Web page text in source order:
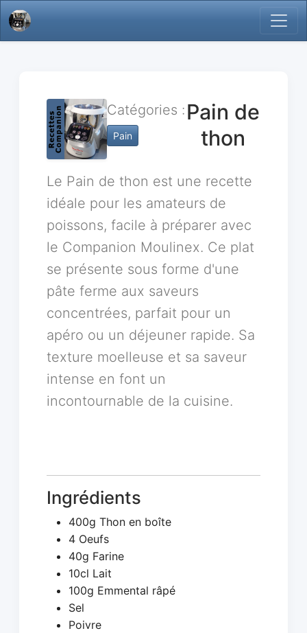
Catégories :
Pain
Pain de
thon
Le Pain de thon est une recette
idéale pour les amateurs de
poissons, facile à préparer avec
le Companion Moulinex. Ce plat
se présente sous forme d'une
pâte ferme aux saveurs
concentrées, parfait pour un
apéro ou un déjeuner rapide. Sa
texture moelleuse et sa saveur
intense en font un
incontournable de la cuisine.
Ingrédients
400g Thon en boîte
4 Oeufs
40g Farine
10cl Lait
100g Emmental râpé
Sel
Poivre